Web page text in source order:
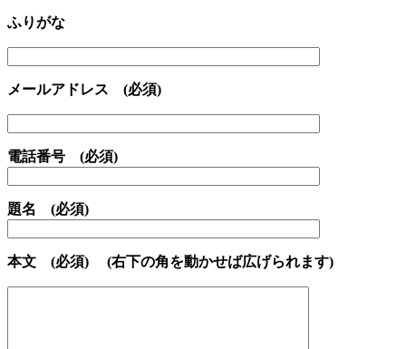
ふりがな
メールアドレス (必須)
電話番号 (必須)
題名 (必須)
本文 (必須) (右下の角を動かせば広げられます)